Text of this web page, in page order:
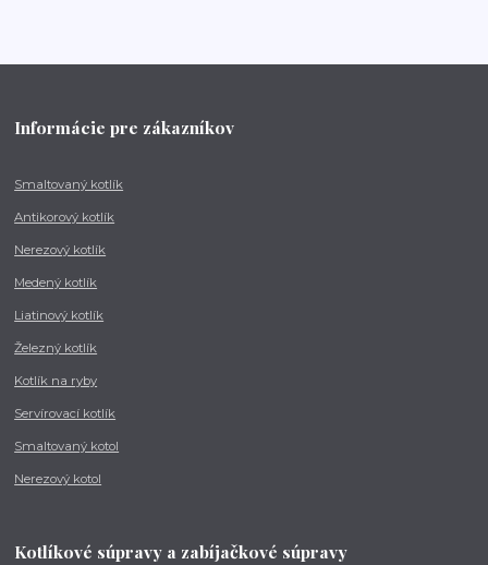
Informácie pre zákazníkov
Smaltovaný kotlík
Antikorový kotlík
Nerezový kotlík
Medený kotlík
Liatinový kotlík
Železný kotlík
Kotlík na ryby
Servírovací kotlík
Smaltovaný kotol
Nerezový kotol
Kotlíkové súpravy a zabíjačkové súpravy